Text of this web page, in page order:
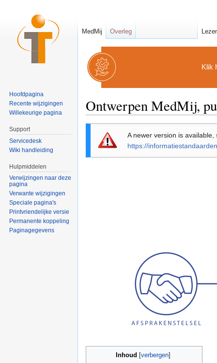
Klik
Ontwerpen MedMij,
A newer version is available,
https://
Inhoud verbergen
MedMij Overleg
Hoofdpagina
Recente wijzigingen
Willekeurige pagina
Support
Servicedesk
Wiki handleiding
Hulpmiddelen
Verwijzingen naar deze
pagina
Verwante wijzigingen
Speciale pagina's
Printvriendelijke versie
Permanente koppeling
Paginagegevens